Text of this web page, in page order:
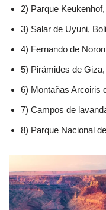
2) Parque
3) Salar de Uyuni,
4) Fernando de
5) Pirámides de
6) Montañas Arcoiris
7) Campos de
8) Parque Nacional